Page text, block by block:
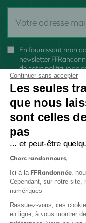
En fournissant mon
newsletter
denotre politique de
Continuer sans accepter
Les seules
que nous
sont celles
pas
... et peut-être
Chers randonneurs,
Ici à la FFRandonnée,
Cependant, sur notre site,
numériques.
Rassurez-vous, ces
en ligne, à vous montrer